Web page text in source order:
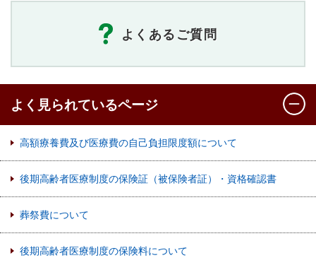
よくあるご質問
よく見られているページ
高額療養費及び医療費の自己負担限度額について
後期高齢者医療制度の保険証（被保険者証）・資格確認書
葬祭費について
後期高齢者医療制度の保険料について